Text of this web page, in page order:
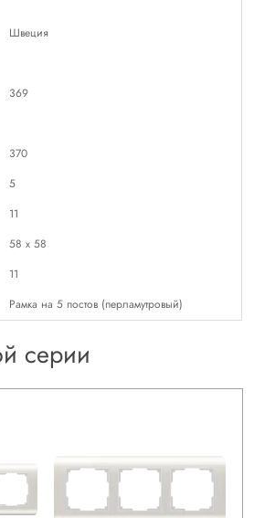
Швеция
369
370
5
11
58 х 58
11
Рамка на 5 постов (перламутровый)
серии